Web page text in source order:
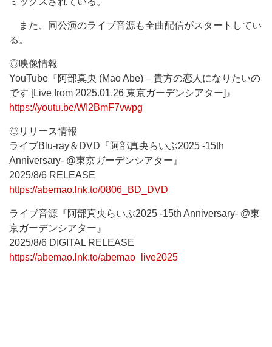
また、同公演のライブ音源も全曲配信がスタートしてい
る。
◎映像情報
YouTube『阿部真央 (Mao Abe) – 貴方の恋人になりたいの
です [Live from 2025.01.26 東京ガーデンシアター]』
https://youtu.be/WI2BmF7vwpg
◎リリース情報
ライブBlu-ray＆DVD『阿部真央らいぶ2025 -15th
Anniversary- @東京ガーデンシアター』
2025/8/6 RELEASE
https://abemao.lnk.to/0806_BD_DVD
ライブ音源『阿部真央らいぶ2025 -15th Anniversary- @東
京ガーデンシアター』
2025/8/6 DIGITAL RELEASE
https://abemao.lnk.to/abemao_live2025